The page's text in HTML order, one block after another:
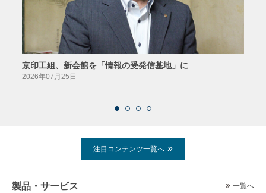
京印工組、新会館を「情報の受発信基地」に
2026年07月25日
注目コンテンツ一覧へ
製品・サービス 一覧へ